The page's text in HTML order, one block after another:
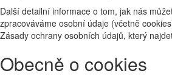
Další detailní informace o tom, jak nás
zpracováváme osobní údaje (včetně
Zásady ochrany osobních údajů, který
Obecně o cookies